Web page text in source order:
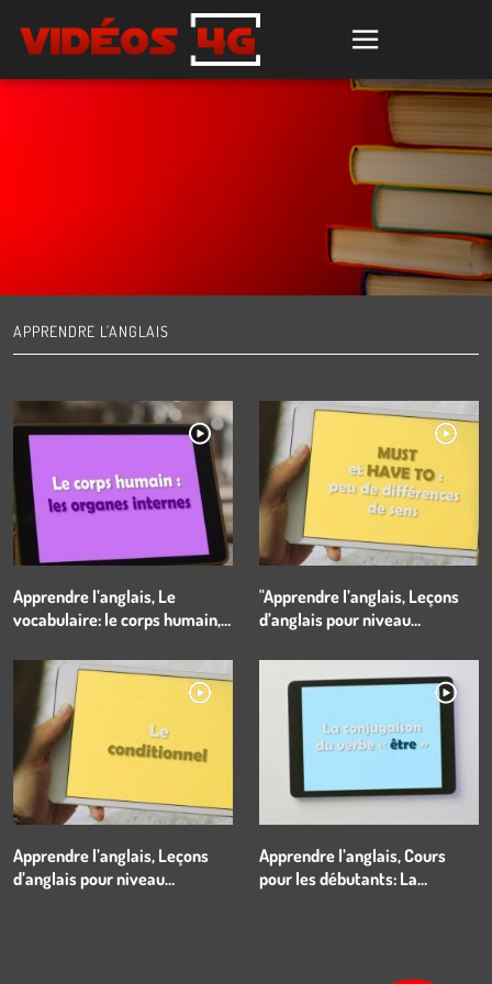
APPRENDRE L'ANGLAIS
Apprendre l’anglais, Le
vocabulaire: le corps humain,
"Apprendre l’anglais, Leçons
d’anglais pour niveau
TO : peu de différences de
sens"
Apprendre l’anglais, Leçons
d’anglais pour niveau
Apprendre l’anglais, Cours
pour les débutants: La